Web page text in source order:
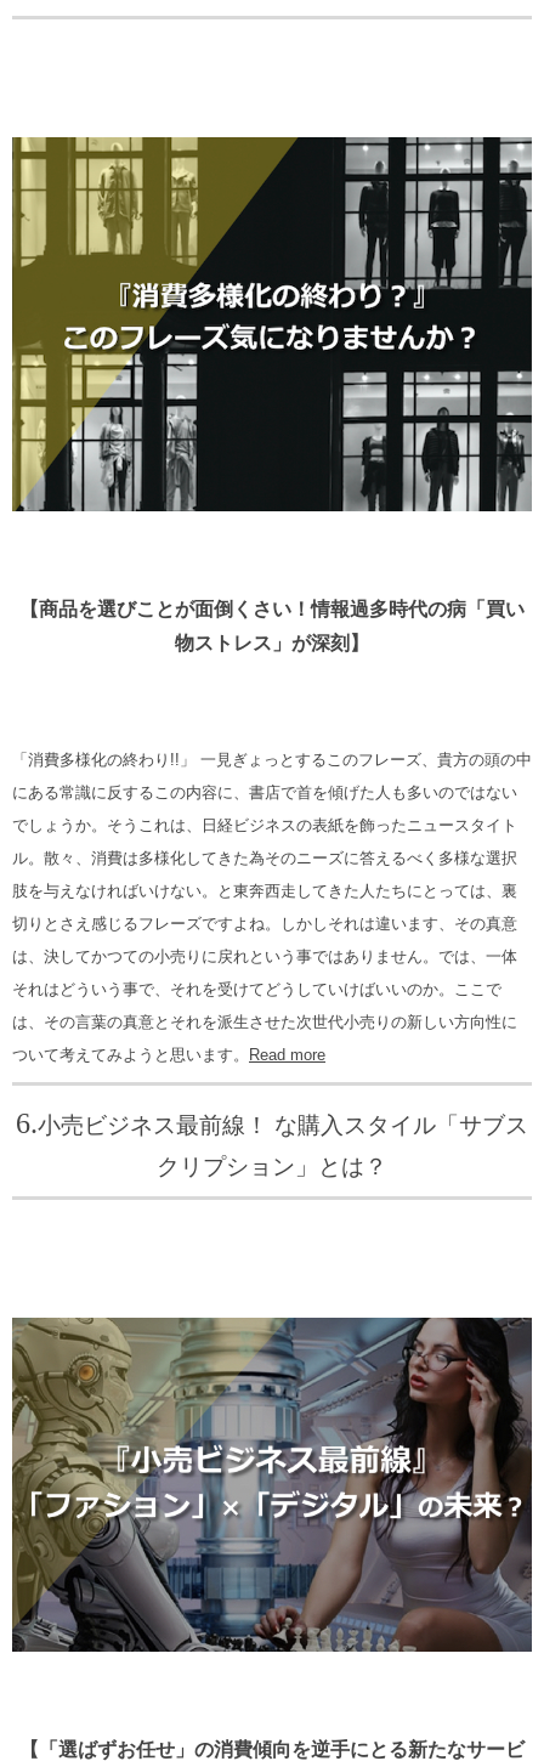
【商品を選びことが面倒くさい！情報過多時代の病「買い
物ストレス」が深刻】
「消費多様化の終わり!!」
一見ぎょっとするこのフレーズ、貴方の頭の中
にある常識に反するこの内容に、書店で首を傾げた人も多いのではない
でしょうか。そうこれは、日経ビジネスの表紙を飾ったニュースタイト
ル。散々、消費は多様化してきた為そのニーズに答えるべく多様な選択
肢を与えなければいけない。と東奔西走してきた人たちにとっては、裏
切りとさえ感じるフレーズですよね。しかしそれは違います、その真意
は、決してかつての小売りに戻れという事ではありません。では、一体
それはどういう事で、それを受けてどうしていけばいいのか。ここで
は、その言葉の真意とそれを派生させた次世代小売りの新しい方向性に
ついて考えてみようと思います。 Read more
6.小売ビジネス最前線！ な購入スタイル「サブス
クリプション」とは？
【「選ばずお任せ」の消費傾向を逆手にとる新たなサービ